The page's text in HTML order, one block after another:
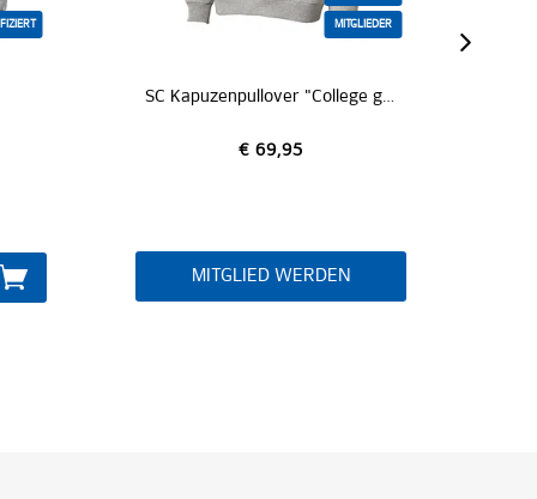
MITGLIEDER
SC Kapuzenpullover "College grau"
€ 69,95
MITGLIED WERDEN